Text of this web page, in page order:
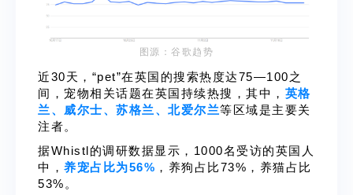
图源：谷歌趋势
近30天，“pet”在英国的搜索热度达75—100之
间，宠物相关话题在英国持续热搜，其中， 英格
兰、威尔士、苏格兰、北爱尔兰等区域是主要关
注者。
据Whistl的调研数据显示，1000名受访的英国人
中， 养宠占比为56% ，养狗占比73%，养猫占比
53%。